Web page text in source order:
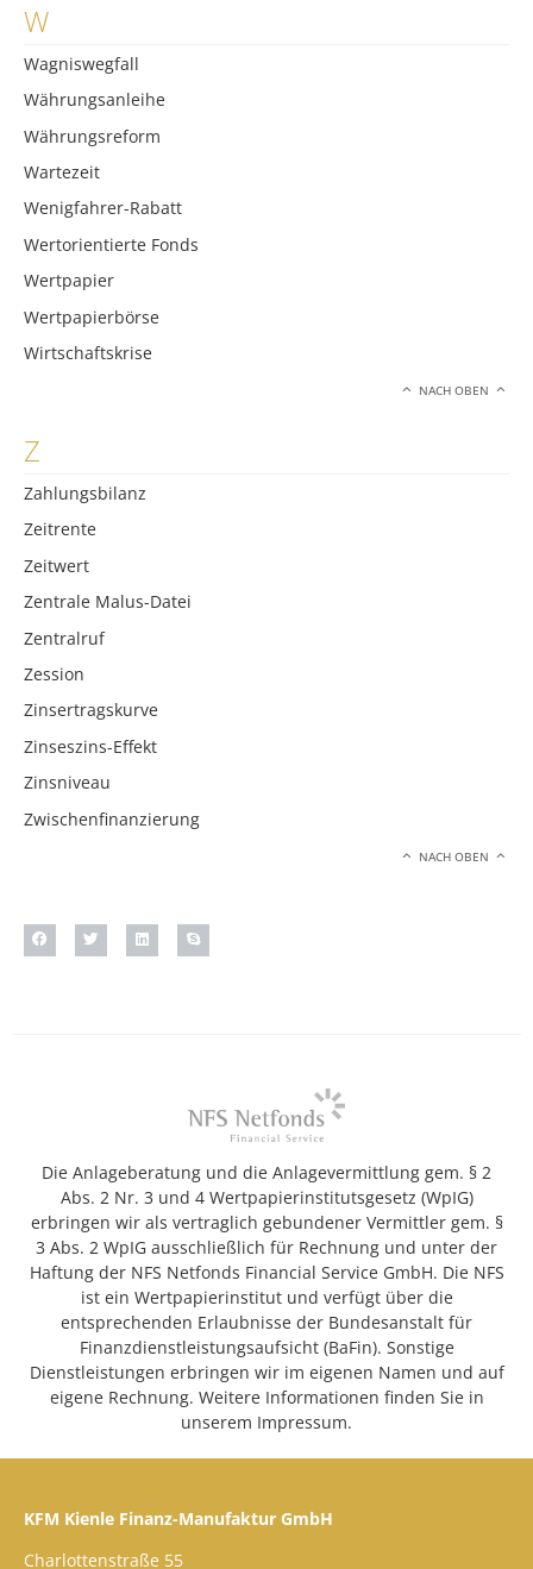
W
Wagniswegfall
Währungsanleihe
Währungsreform
Wartezeit
Wenigfahrer-Rabatt
Wertorientierte Fonds
Wertpapier
Wertpapierbörse
Wirtschaftskrise
NACH OBEN
Z
Zahlungsbilanz
Zeitrente
Zeitwert
Zentrale Malus-Datei
Zentralruf
Zession
Zinsertragskurve
Zinseszins-Effekt
Zinsniveau
Zwischenfinanzierung
NACH OBEN
Die Anlageberatung und die Anlagevermittlung gem. § 2
Abs. 2 Nr. 3 und 4 Wertpapierinstitutsgesetz (WpIG)
erbringen wir als vertraglich gebundener Vermittler gem. §
3 Abs. 2 WpIG ausschließlich für Rechnung und unter der
Haftung der NFS Netfonds Financial Service GmbH. Die NFS
ist ein Wertpapierinstitut und verfügt über die
entsprechenden Erlaubnisse der Bundesanstalt für
Finanzdienstleistungsaufsicht (BaFin). Sonstige
Dienstleistungen erbringen wir im eigenen Namen und auf
eigene Rechnung. Weitere Informationen finden Sie in
unserem Impressum.
KFM Kienle Finanz-Manufaktur GmbH
Charlottenstraße 55